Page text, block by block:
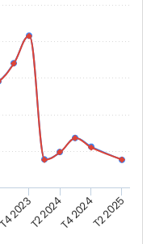
2023T2 2024T4 2024T2 2025